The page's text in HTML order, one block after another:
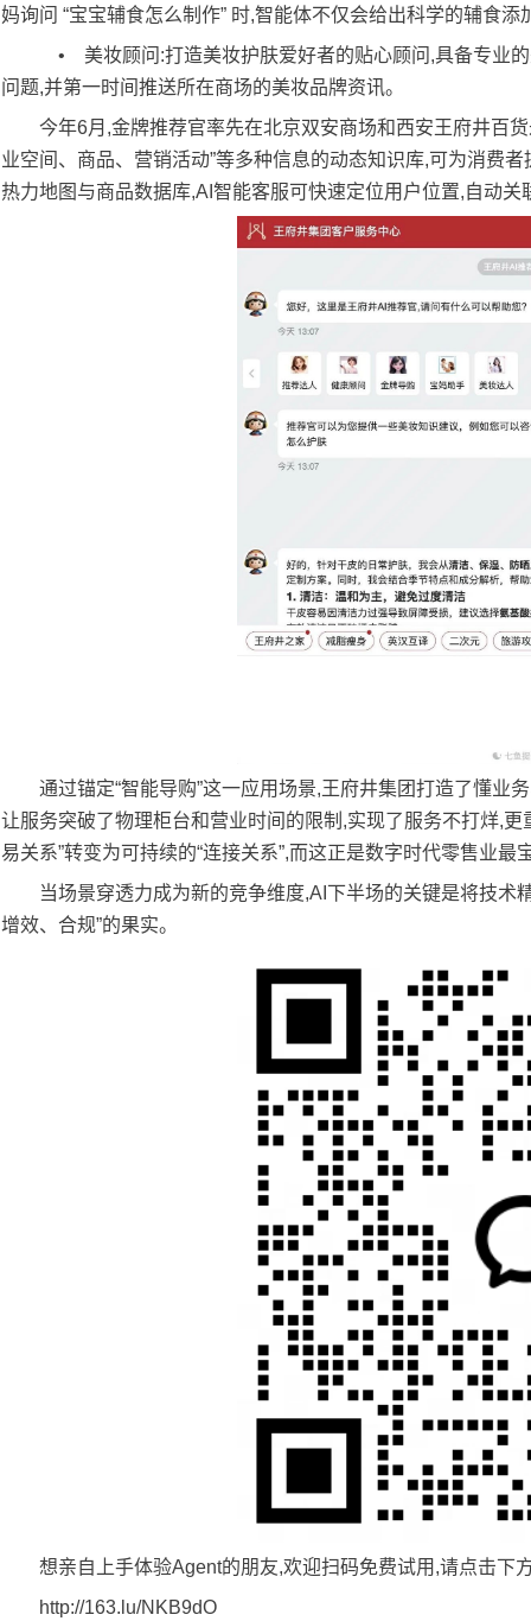
妈询问 “宝宝辅食怎么制作” 时,智能体不仅会给出科学的辅食
• 美妆顾问:打造美妆护肤爱好者的贴心顾问,具备专业
问题,并第一时间推送所在商场的美妆品牌资讯。
今年6月,金牌推荐官率先在北京双安商场和西安王府井百
业空间、商品、营销活动”等多种信息的动态知识库,可为消费
热力地图与商品数据库,AI智能客服可快速定位用户位置,自动
通过锚定“智能导购”这一应用场景,王府井集团打造了懂业
让服务突破了物理柜台和营业时间的限制,实现了服务不打烊,
易关系”转变为可持续的“连接关系”,而这正是数字时代零售业最
当场景穿透力成为新的竞争维度,AI下半场的关键是将技术
增效、合规”的果实。
想亲自上手体验Agent的朋友,欢迎扫码免费试用,请点击下
http://163.lu/NKB9dO